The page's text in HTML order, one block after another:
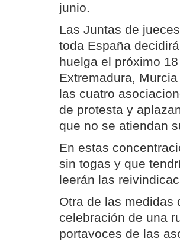
junio.
Las Juntas de
toda España
huelga el próximo
Extremadura,
las cuatro
de protesta y
que no se atiendan
En estas
sin togas y que
leerán las
Otra de las medidas
celebración de una
portavoces de las